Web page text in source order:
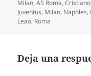
el
Milan,AS Roma,
Juventus, Milan, Napoles,
Leao, Roma
Deja una